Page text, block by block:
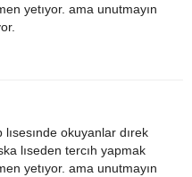
yetıyor. ama unutmayın
lısesınde okuyanlar dırek
lıseden tercıh yapmak
yetıyor. ama unutmayın